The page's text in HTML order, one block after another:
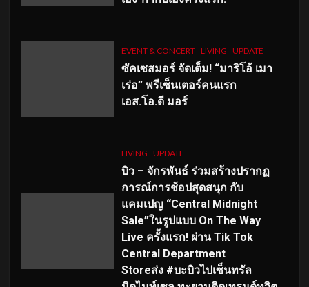
EVENT & CONCERT LIVING UPDATE
ซัคเซสมอร์ จัดเต็ม! “มาริโอ้ เมา
เร่อ” พรีเซ็นเตอร์คนแรก
เอส.โอ.ดี มอร์
LIVING UPDATE
บิว – จักรพันธ์ ร่วมสร้างปรากฏ
การณ์การช้อปสุดสนุก กับ
แคมเปญ “Central Midnight
Sale”ในรูปแบบ On The Way
Live ครั้งแรก! ผ่าน Tik Tok
Central Department
Storeส่ง #บะบิวไปเซ็นทรัล